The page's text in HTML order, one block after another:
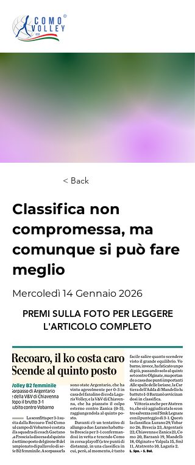
< Back
Classifica non
compromessa, ma
comunque si può fare
meglio
Mercoledì 14 Gennaio 2026
PREMI SULLA FOTO PER LEGGERE
L'ARTICOLO COMPLETO